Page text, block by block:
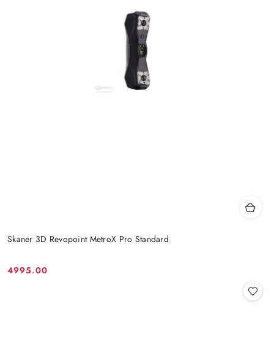
Skaner 3D Revopoint MetroX Pro Standard
Cena:
4995.00